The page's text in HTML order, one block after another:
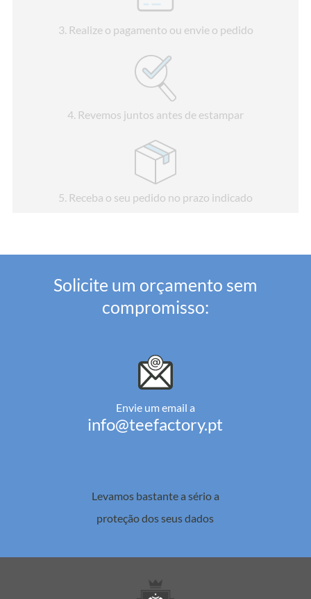
3. Realize o pagamento ou envie o pedido
4. Revemos juntos antes de estampar
5. Receba o seu pedido no prazo indicado
Solicite um orçamento sem
compromisso:
Envie um email a
info@teefactory.pt
Levamos bastante a sério a
proteção dos seus dados